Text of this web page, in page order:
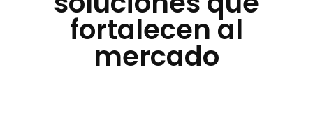
fortalecen al
mercado